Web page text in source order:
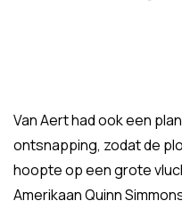
Van Aert had ook een
ontsnapping, zodat de
hoopte op een grote
Amerikaan Quinn